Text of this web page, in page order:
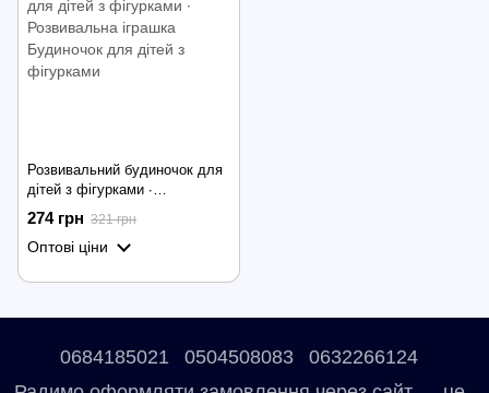
Розвивальний будиночок для
дітей з фігурками ∙
Розвивальна іграшка
Будиночок для дітей з
фігурками
274 грн 321 грн
Оптові ціни
0684185021 0504508083
0632266124